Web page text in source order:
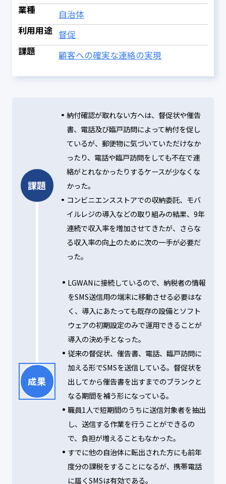
業種
自治体
利用用途 督促
課題
顧客への確実な連絡の実現
課題
納付確認が取れない方へは、督促状や催告
書、電話及び臨戸訪問によって納付を促し
ているが、郵便物に気づいていただけなか
ったり、電話や臨戸訪問をしても不在で連
絡がとれなかったりするケースが少なくな
かった。
コンビニエンスストアでの収納委託、モバ
イルレジの導入などの取り組みの結果、9年
連続で収入率を増加させてきたが、さらな
る収入率の向上のために次の一手が必要だ
った。
成果
LGWANに接続しているので、納税者の情報
をSMS送信用の端末に移動させる必要はな
く、導入にあたっても既存の設備とソフト
ウェアの初期設定のみで運用できることが
導入の決め手となった。
従来の督促状、催告書、電話、臨戸訪問に
加える形でSMSを送信している。督促状を
出してから催告書を出すまでのブランクと
なる期間を補う形になっている。
職員1人で短期間のうちに送信対象者を抽出
し、送信する作業を行うことができるの
で、負担が増えることもなかった。
すでに他の自治体に転出された方にも前年
度分の課税をすることになるが、携帯電話
に届くSMSは有効である。